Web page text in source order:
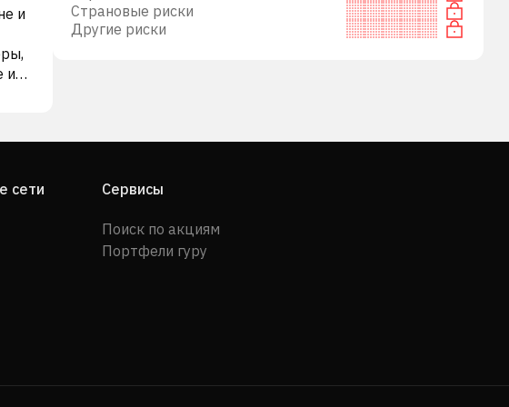
и
и
Страновые риски
Другие риски
сети Сервисы
Поиск по акциям
Портфели гуру